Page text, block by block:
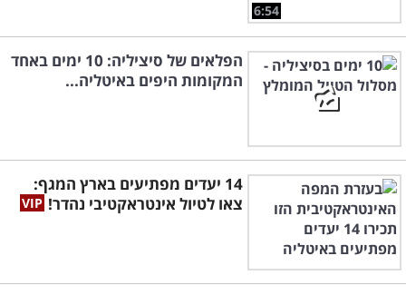
6:54
הפלאים של סיציליה: 10 ימים באחד
המקומות היפים באיטליה...
14 יעדים מפתיעים בארץ המגף:
צאו לטיול אינטראקטיבי נהדר!